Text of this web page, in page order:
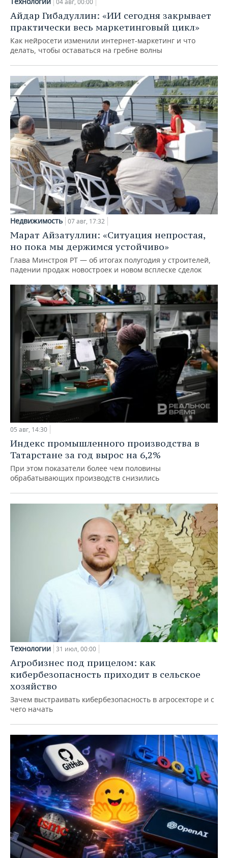
04 авг, 00:00
Айдар Гибадуллин: «ИИ сегодня закрывает
практически весь маркетинговый цикл»
Как нейросети изменили интернет-маркетинг и что
делать, чтобы оставаться на гребне волны
Недвижимость 07 авг, 17:32
Марат Айзатуллин: «Ситуация непростая,
но пока мы держимся устойчиво»
Глава Минстроя РТ — об итогах полугодия у строителей,
падении продаж новостроек и новом всплеске сделок
05 авг, 14:30
Индекс промышленного производства в
Татарстане за год вырос на 6,2%
При этом показатели более чем половины
обрабатывающих производств снизились
Технологии 31 июл, 00:00
Агробизнес под прицелом: как
кибербезопасность приходит в сельское
хозяйство
Зачем выстраивать кибербезопасность в агросекторе и с
чего начать